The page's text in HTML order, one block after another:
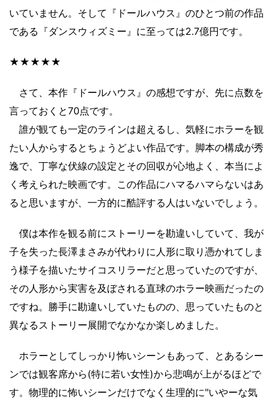
いていません。そして『ドールハウス』のひとつ前の作品
である『ダンスウィズミー』に至っては2.7億円です。
★★★★★
さて、本作『ドールハウス』の感想ですが、先に点数を
言っておくと70点です。
誰が観ても一定のラインは超えるし、気軽にホラーを観
たい人からするとちょうどよい作品です。脚本の構成が秀
逸で、丁寧な伏線の設定とその回収が心地よく、本当によ
く考えられた映画です。この作品にハマるハマらないはあ
ると思いますが、一方的に酷評する人はいないでしょう。
僕は本作を観る前にストーリーを勘違いしていて、我が
子を失った長澤まさみが代わりに人形に取り憑かれてしま
う様子を描いたサイコスリラーだと思っていたのですが、
その人形から実害を及ぼされる直球のホラー映画だったの
ですね。勝手に勘違いしていたものの、思っていたものと
異なるストーリー展開でなかなか楽しめました。
ホラーとしてしっかり怖いシーンもあって、とあるシー
ンでは観客席から(特に若い女性)から悲鳴が上がるほどで
す。物理的に怖いシーンだけでなく生理的に"いやーな気